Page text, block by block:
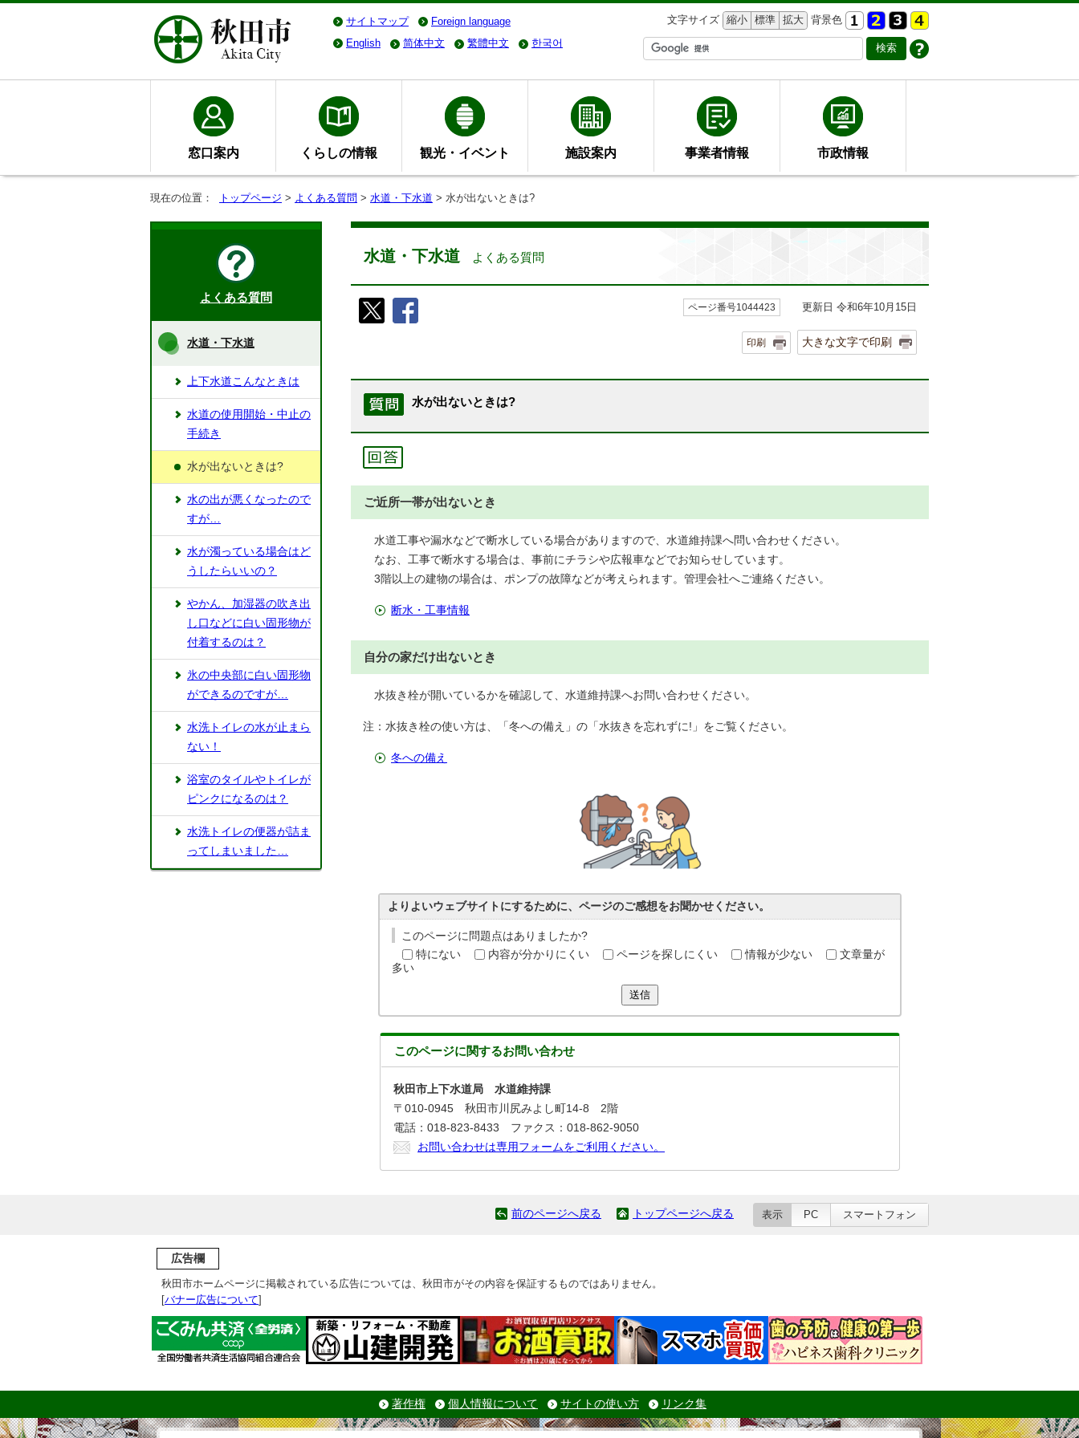
サイトマップ Foreign language 文字サイズ 縮小 標準 拡大 背景色
English
简体中文 繁體中文 한국어
窓口案内 くらしの情報 観光・イベント 施設案内 事業者情報 市政情報
現在の位置： トップページ > よくある質問 > 水道・下水道 > 水が出ないときは?
水道・下水道 よくある質問
ページ番号1044423 更新日 令和6年10月15日
印刷 大きな文字で印刷
水が出ないときは?
ご近所一帯が出ないとき
水道工事や漏水などで断水している場合がありますので、水道維持課へ問い合わせください。
なお、工事で断水する場合は、事前にチラシや広報車などでお知らせしています。
3階以上の建物の場合は、ポンプの故障などが考えられます。管理会社へご連絡ください。
断水・工事情報
自分の家だけ出ないとき
水抜き栓が開いているかを確認して、水道維持課へお問い合わせください。
注：水抜き栓の使い方は、「冬への備え」の「水抜きを忘れずに!」をご覧ください。
冬への備え
よりよいウェブサイトにするために、ページのご感想をお聞かせください。
このページに問題点はありましたか?
特にない
内容が分かりにくい ページを探しにくい 情報が少ない
文章量が
多い
送信
このページに関するお問い合わせ
秋田市上下水道局 水道維持課
〒010-0945 秋田市川尻みよし町14-8 2階
電話：018-823-8433 ファクス：018-862-9050
お問い合わせは専用フォームをご利用ください。
よくある質問
水道・下水道
上下水道こんなときは
水道の使用開始・中止の
手続き
水が出ないときは?
水の出が悪くなったので
すが…
水が濁っている場合はど
うしたらいいの？
やかん、加湿器の吹き出
し口などに白い固形物が
付着するのは？
氷の中央部に白い固形物
ができるのですが…
水洗トイレの水が止まら
ない！
浴室のタイルやトイレが
ピンクになるのは？
水洗トイレの便器が詰ま
ってしまいました…
前のページへ戻る トップページへ戻る 表示 PC スマートフォン
広告欄
秋田市ホームページに掲載されている広告については、秋田市がその内容を保証するものではありません。
[バナー広告について]
著作権 個人情報について サイトの使い方 リンク集